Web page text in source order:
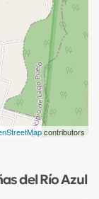
contributors
del Río Azul